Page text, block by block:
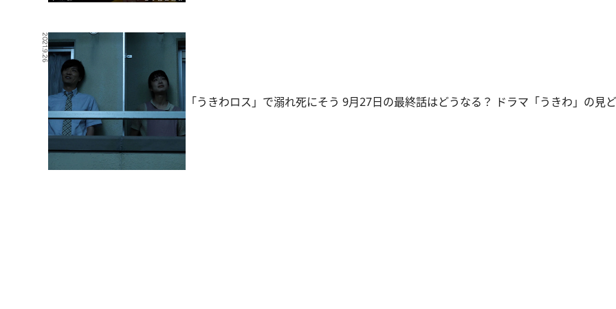
2021.9.26
「うきわロス」で溺れ死にそう 9月27日の最終話はどうなる？ ドラマ「うきわ」の見